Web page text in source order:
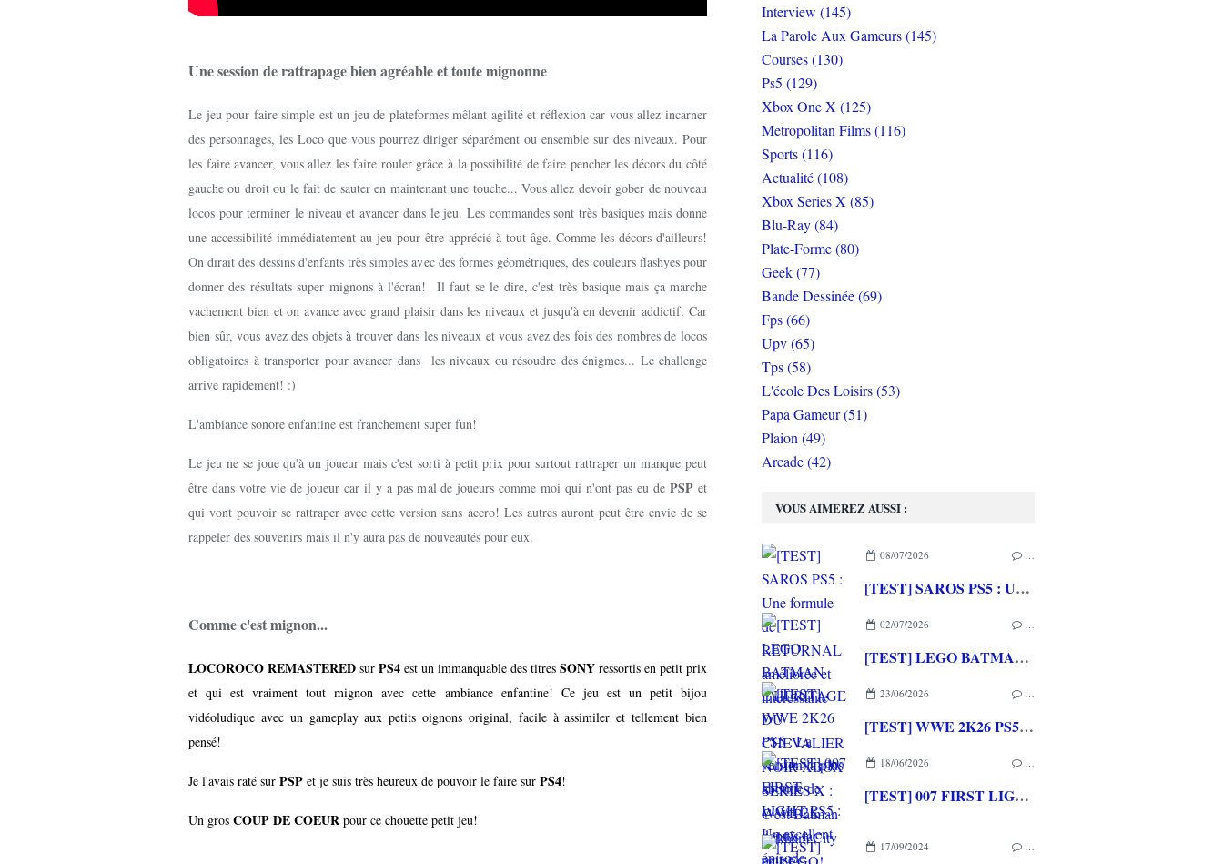
Une session de rattrapage bien agréable et toute mignonne
Le jeu pour faire simple est un jeu de plateformes mêlant agilité et réflexion car vous allez incarner
des personnages, les Loco que vous pourrez diriger séparément ou ensemble sur des niveaux. Pour
les faire avancer, vous allez les faire rouler grâce à la possibilité de faire pencher les décors du côté
gauche ou droit ou le fait de sauter en maintenant une touche... Vous allez devoir gober de nouveau
locos pour terminer le niveau et avancer dans le jeu. Les commandes sont très basiques mais donne
une accessibilité immédiatement au jeu pour être apprécié à tout âge. Comme les décors d'ailleurs!
On dirait des dessins d'enfants très simples avec des formes géométriques, des couleurs flashyes pour
donner des résultats super mignons à l'écran! Il faut se le dire, c'est très basique mais ça marche
vachement bien et on avance avec grand plaisir dans les niveaux et jusqu'à en devenir addictif. Car
bien sûr, vous avez des objets à trouver dans les niveaux et vous avez des fois des nombres de locos
obligatoires à transporter pour avancer dans les niveaux ou résoudre des énigmes... Le challenge
arrive rapidement! :)
L'ambiance sonore enfantine est franchement super fun!
Le jeu ne se joue qu'à un joueur mais c'est sorti à petit prix pour surtout rattraper un manque peut
être dans votre vie de joueur car il y a pas mal de joueurs comme moi qui n'ont pas eu dePSP et
qui vont pouvoir se rattraper avec cette version sans accro! Les autres auront peut être envie de se
rappeler des souvenirs mais il n'y aura pas de nouveautés pour eux.
Comme c'est mignon...
LOCOROCO REMASTERED sur PS4 est un immanquable des titres SONY ressortis en petit prix
et qui est vraiment tout mignon avec cette ambiance enfantine! Ce jeu est un petit bijou
vidéoludique avec un gameplay aux petits oignons original, facile à assimiler et tellement bien
pensé!
Je l'avais raté sur PSP et je suis très heureux de pouvoir le faire sur PS4!
Un gros COUP DE COEUR pour ce chouette petit jeu!
VOUS AIMEREZ AUSSI :
08/07/2026 …
[TEST] SAROS PS5 : Une formule de RETURNAL améliorée et interessante
02/07/2026 …
[TEST] LEGO BATMAN L'HERITAGE DU CHEVALIER NOIR XBOX SERIES X : C'est Batman Arkham City en LEGO!
23/06/2026 …
[TEST] WWE 2K26 PS5 : La version la plus aboutie de WWE 2K depuis la pause
18/06/2026 …
[TEST] 007 FIRST LIGHT PS5 : Un excellent épisode original de James Bond avec le savoir-faire de IO INTERACTIVE
17/09/2024 …
Interview (145)
La Parole Aux Gameurs (145)
Courses (130)
Ps5 (129)
Xbox One X (125)
Metropolitan Films (116)
Sports (116)
Actualité (108)
Xbox Series X (85)
Blu-Ray (84)
Plate-Forme (80)
Geek (77)
Bande Dessinée (69)
Fps (66)
Upv (65)
Tps (58)
L'école Des Loisirs (53)
Papa Gameur (51)
Plaion (49)
Arcade (42)